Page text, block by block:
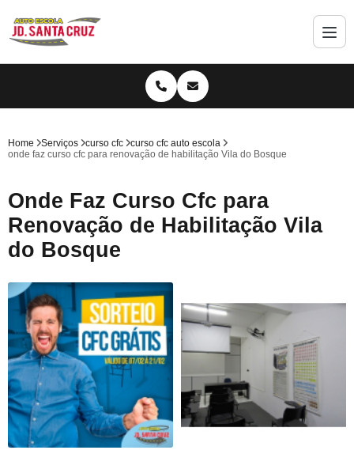
Home Serviços curso cfc
curso cfc auto escola
onde faz curso cfc para renovação de habilitação Vila do Bosque
Onde Faz Curso Cfc para
Renovação de Habilitação Vila
do Bosque